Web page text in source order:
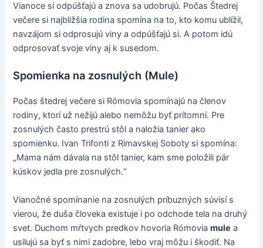
Vianoce si odpúšťajú a znova sa udobrujú. Počas Štedrej
večere si najbližšia rodina spomína na to, kto komu ublížil,
navzájom si odprosujú viny a odpúšťajú si. A potom idú
odprosovať svoje viny aj k susedom.
Spomienka na zosnulých (Mule)
Počas štedrej večere si Rómovia spomínajú na členov
rodiny, ktorí už nežijú alebo nemôžu byť prítomní. Pre
zosnulých často prestrú stôl a naložia tanier ako
spomienku. Ivan Trifonti z Rimavskej Soboty si spomína:
„Mama nám dávala na stôl tanier, kam sme položili pár
kúskov jedla pre zosnulých.“
Vianočné spomínanie na zosnulých príbuzných súvisí s
vierou, že duša človeka existuje i po odchode tela na druhý
svet. Duchom mŕtvych predkov hovoria Rómoviamule a
usilujú sa byť s nimi zadobre, lebo vraj môžu i škodiť. Na